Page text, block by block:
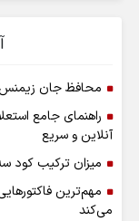
محافظ جان زیمنس |
راهنمای جامع
آنلاین و سریع
میزان ترکیب کود
مهم‌ترین
می‌کند